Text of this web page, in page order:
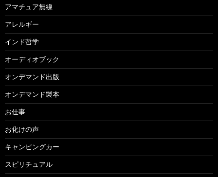
アマチュア無線
アレルギー
インド哲学
オーディオブック
オンデマンド出版
オンデマンド製本
お仕事
お化けの声
キャンピングカー
スピリチュアル